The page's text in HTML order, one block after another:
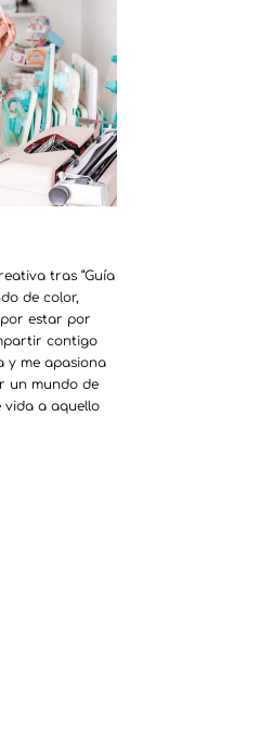
tras “Guía
de color,
estar por
contigo
y me apasiona
un mundo de
a aquello